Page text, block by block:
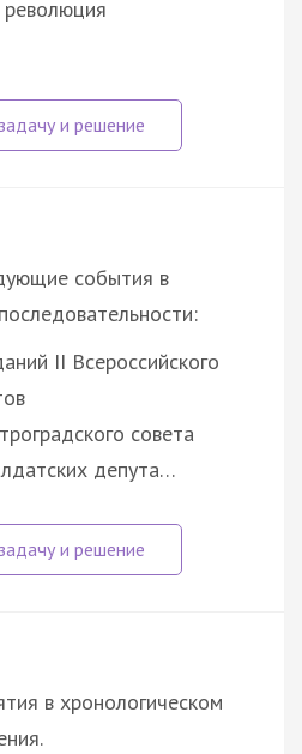
события в
II Всероссийского
совета
депута…
в хронологическом